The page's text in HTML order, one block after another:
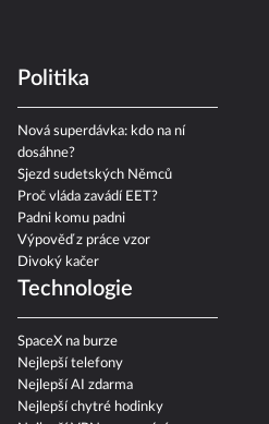
Politika
Nová superdávka: kdo na ní
dosáhne?
Sjezd sudetských Němců
Proč vláda zavádí EET?
Padni komu padni
Výpověď z práce vzor
Divoký kačer
Technologie
SpaceX na burze
Nejlepší telefony
Nejlepší AI zdarma
Nejlepší chytré hodinky